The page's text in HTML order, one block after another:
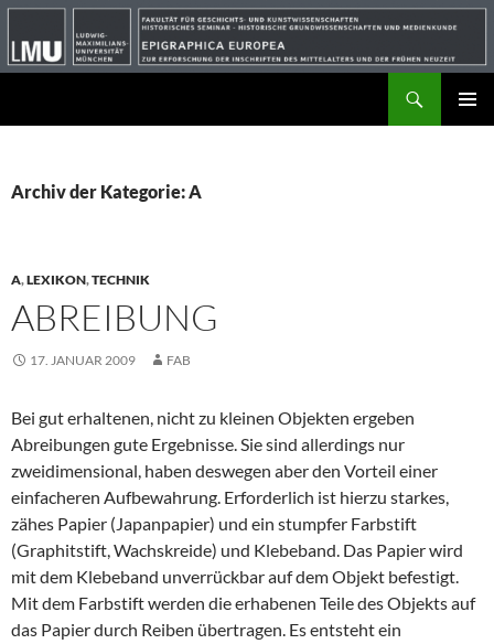
Archiv der Kategorie: A
A,LEXIKON,TECHNIK
ABREIBUNG
17. JANUAR 2009 FAB
Bei gut erhaltenen, nicht zu kleinen Objekten ergeben
Abreibungen gute Ergebnisse. Sie sind allerdings nur
zweidimensional, haben deswegen aber den Vorteil einer
einfacheren Aufbewahrung. Erforderlich ist hierzu starkes,
zähes Papier (Japanpapier) und ein stumpfer Farbstift
(Graphitstift, Wachskreide) und Klebeband. Das Papier wird
mit dem Klebeband unverrückbar auf dem Objekt befestigt.
Mit dem Farbstift werden die erhabenen Teile des Objekts auf
das Papier durch Reiben übertragen. Es entsteht ein